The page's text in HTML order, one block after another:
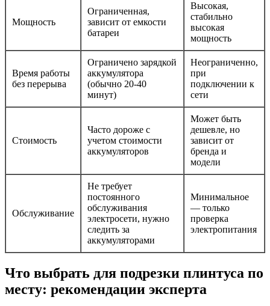
Мощность
Ограниченная,
зависит от емкости
батареи
Высокая,
стабильно
высокая
мощность
Время работы
без перерыва
Ограничено зарядкой
аккумулятора
(обычно 20-40
минут)
Неограниченно,
при
подключении к
сети
Стоимость
Часто дороже с
учетом стоимости
аккумуляторов
Может быть
дешевле, но
зависит от
бренда и
модели
Обслуживание
Не требует
постоянного
обслуживания
электросети, нужно
следить за
аккумуляторами
Минимальное
— только
проверка
электропитания
Что выбрать для подрезки плинтуса по
месту: рекомендации эксперта